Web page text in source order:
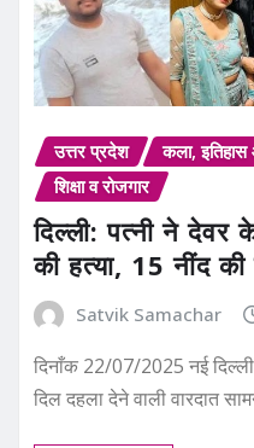
उत्तर प्रदेश कला,
शिक्षा व रोजगार
दिल्ली: पत्नी ने देवर
की हत्या, 15 नींद
Satvik Samachar
दिनाँक 22/07/2025 नई
दिल दहला देने वाली वारदात